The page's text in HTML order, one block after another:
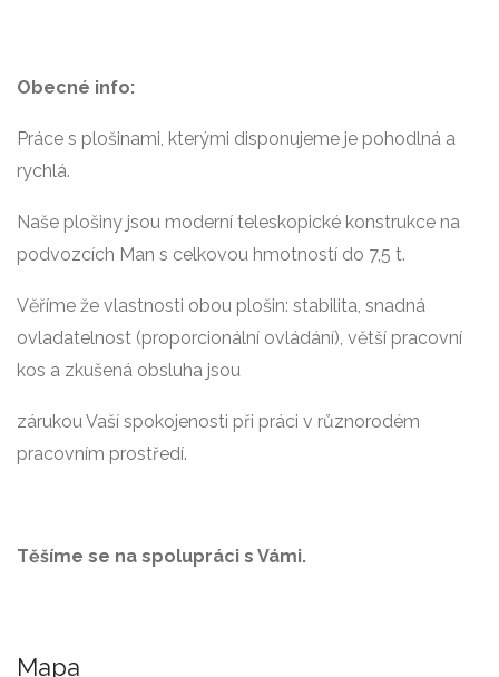
Obecné info:
Práce s plošinami, kterými disponujeme je pohodlná a
rychlá.
Naše plošiny jsou moderní teleskopické konstrukce na
podvozcích Man s celkovou hmotností do 7,5 t.
Věříme že vlastnosti obou plošin: stabilita, snadná
ovladatelnost (proporcionální ovládání), větší pracovní
kos a zkušená obsluha jsou
zárukou Vaší spokojenosti při práci v různorodém
pracovním prostředí.
Těšíme se na spolupráci s Vámi.
Mapa